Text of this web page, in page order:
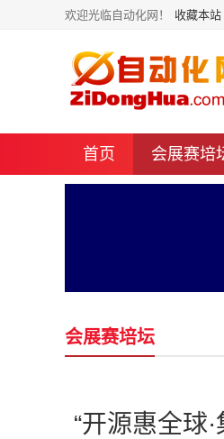
欢迎光临自动化网！ 收藏本站
首页 会展赛培
会展赛培坛
“开源惠全球